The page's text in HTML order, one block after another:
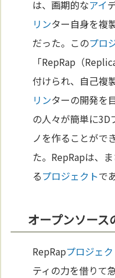
は、画期的なアイ
リンター自身を複
だった。このプロ
「RepRap（
付けられ、自己複
リンターの開発を
の人々が簡単に3D
ノを作ることがで
た。RepRapは、
るプロジェクトで
オープンソース
RepRapプロジェク
ティの力を借りて